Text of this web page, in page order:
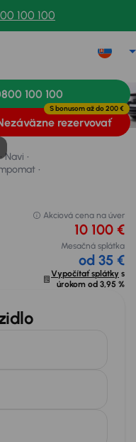
100 100
Navi
Akciová cena na úver
10 100 €
Mesačná splátka
od 35 €
Vypočítať splátky s
úrokom od 3,95 %
100 100
rezervovať
S bonusom až do200 €